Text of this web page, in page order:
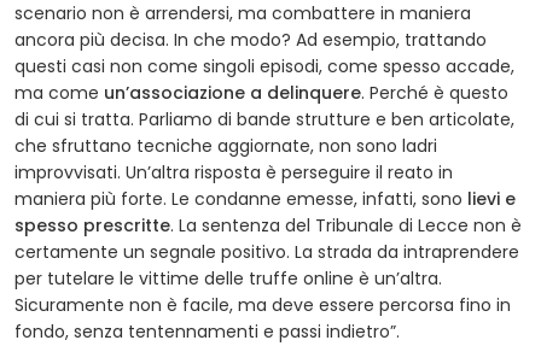
scenario non è arrendersi, ma combattere in maniera
ancora più decisa. In che modo? Ad esempio, trattando
questi casi non come singoli episodi, come spesso accade,
ma come un’associazione a delinquere. Perché è questo
di cui si tratta. Parliamo di bande strutture e ben articolate,
che sfruttano tecniche aggiornate, non sono ladri
improvvisati. Un’altra risposta è perseguire il reato in
maniera più forte. Le condanne emesse, infatti, sono lievi e
spesso prescritte. La sentenza del Tribunale di Lecce non è
certamente un segnale positivo. La strada da intraprendere
per tutelare le vittime delle truffe online è un’altra.
Sicuramente non è facile, ma deve essere percorsa fino in
fondo, senza tentennamenti e passi indietro”.